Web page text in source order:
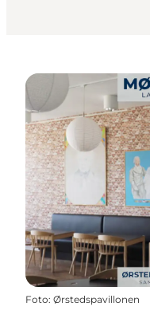
Foto: Ørstedspavillonen